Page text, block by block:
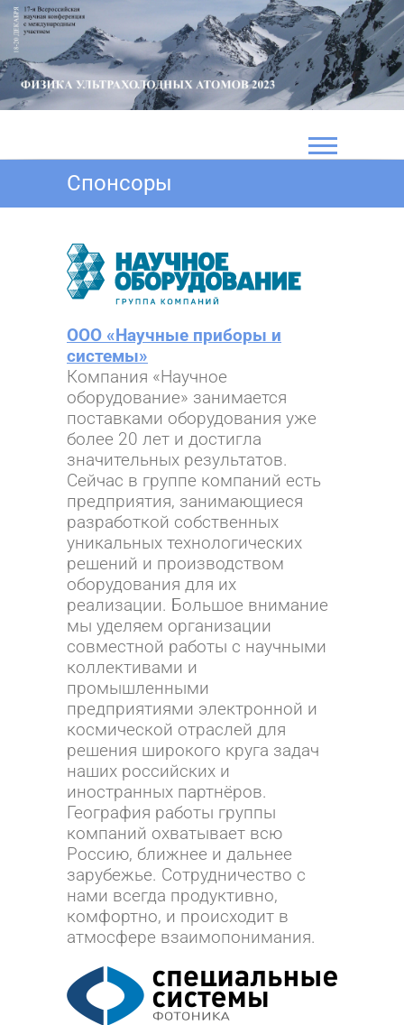
Перейти
содержимому
Спонсоры
ООО «Научные приборы и
системы»
Компания «Научное
оборудование» занимается
поставками оборудования уже
более 20 лет и достигла
значительных результатов.
Сейчас в группе компаний есть
предприятия, занимающиеся
разработкой собственных
уникальных технологических
решений и производством
оборудования для их
реализации. Большое внимание
мы уделяем организации
совместной работы с научными
коллективами и
промышленными
предприятиями электронной и
космической отраслей для
решения широкого круга задач
наших российских и
иностранных партнёров.
География работы группы
компаний охватывает всю
Россию, ближнее и дальнее
зарубежье. Сотрудничество с
нами всегда продуктивно,
комфортно, и происходит в
атмосфере взаимопонимания.